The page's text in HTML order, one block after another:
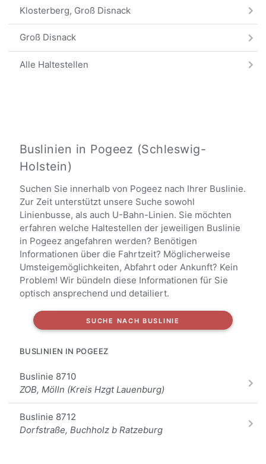
Klosterberg, Groß Disnack
Groß Disnack
Alle Haltestellen
Buslinien in Pogeez (Schleswig-
Holstein)
Suchen Sie innerhalb von Pogeez nach Ihrer Buslinie.
Zur Zeit unterstützt unsere Suche sowohl
Linienbusse, als auch U-Bahn-Linien. Sie möchten
erfahren welche Haltestellen der jeweiligen Buslinie
in Pogeez angefahren werden? Benötigen
Informationen über die Fahrtzeit? Möglicherweise
Umsteigemöglichkeiten, Abfahrt oder Ankunft? Kein
Problem! Wir bündeln diese Informationen für Sie
optisch ansprechend und detailiert.
SUCHE NACH BUSLINIE
BUSLINIEN IN POGEEZ
Buslinie 8710
ZOB, Mölln (Kreis Hzgt Lauenburg)
Buslinie 8712
Dorfstraße, Buchholz b Ratzeburg